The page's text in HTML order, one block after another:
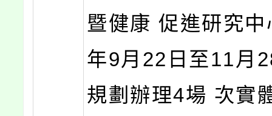
暨健康 促進研究
年9月22日至11月
規劃辦理4場 次實